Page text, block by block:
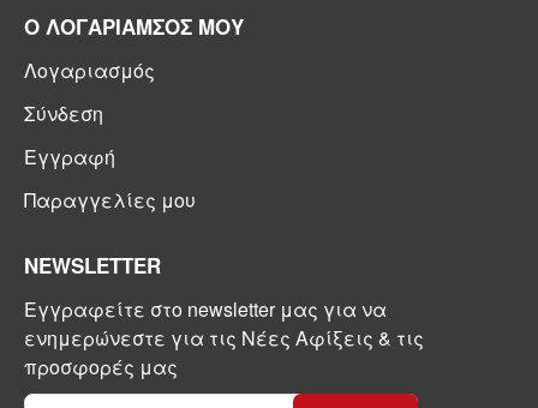
Ο ΛΟΓΑΡΙΑΜΣΟΣ ΜΟΥ
Λογαριασμός
Σύνδεση
Εγγραφή
Παραγγελίες μου
NEWSLETTER
Εγγραφείτε στο newsletter μας για να
ενημερώνεστε για τις Νέες Αφίξεις & τις
προσφορές μας